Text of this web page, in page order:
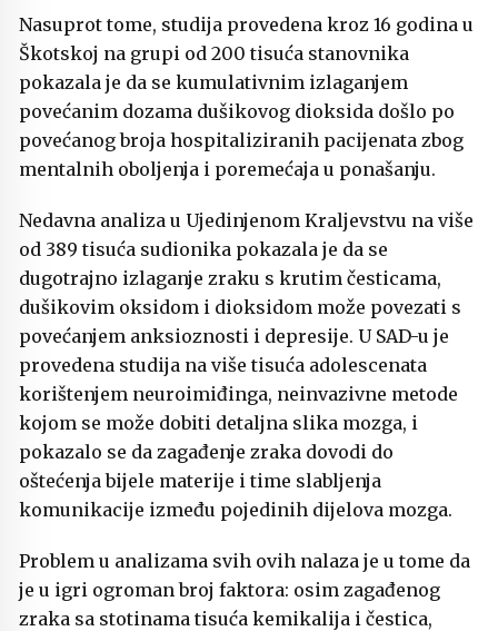
Nasuprot tome, studija provedena kroz 16 godina u
Škotskoj na grupi od 200 tisuća stanovnika
pokazala je da se kumulativnim izlaganjem
povećanim dozama dušikovog dioksida došlo po
povećanog broja hospitaliziranih pacijenata zbog
mentalnih oboljenja i poremećaja u ponašanju.
Nedavna analiza u Ujedinjenom Kraljevstvu na više
od 389 tisuća sudionika pokazala je da se
dugotrajno izlaganje zraku s krutim česticama,
dušikovim oksidom i dioksidom može povezati s
povećanjem anksioznosti i depresije. U SAD-u je
provedena studija na više tisuća adolescenata
korištenjem neuroimiđinga, neinvazivne metode
kojom se može dobiti detaljna slika mozga, i
pokazalo se da zagađenje zraka dovodi do
oštećenja bijele materije i time slabljenja
komunikacije između pojedinih dijelova mozga.
Problem u analizama svih ovih nalaza je u tome da
je u igri ogroman broj faktora: osim zagađenog
zraka sa stotinama tisuća kemikalija i čestica,